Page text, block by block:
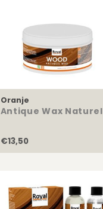
Oranje
Antique Wax Naturel
€13,50